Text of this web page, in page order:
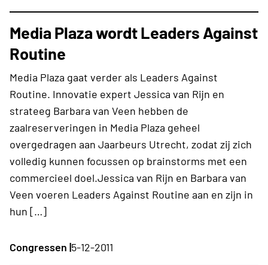
Media Plaza wordt Leaders Against
Routine
Media Plaza gaat verder als Leaders Against
Routine. Innovatie expert Jessica van Rijn en
strateeg Barbara van Veen hebben de
zaalreserveringen in Media Plaza geheel
overgedragen aan Jaarbeurs Utrecht, zodat zij zich
volledig kunnen focussen op brainstorms met een
commercieel doel.Jessica van Rijn en Barbara van
Veen voeren Leaders Against Routine aan en zijn in
hun […]
Congressen |5-12-2011